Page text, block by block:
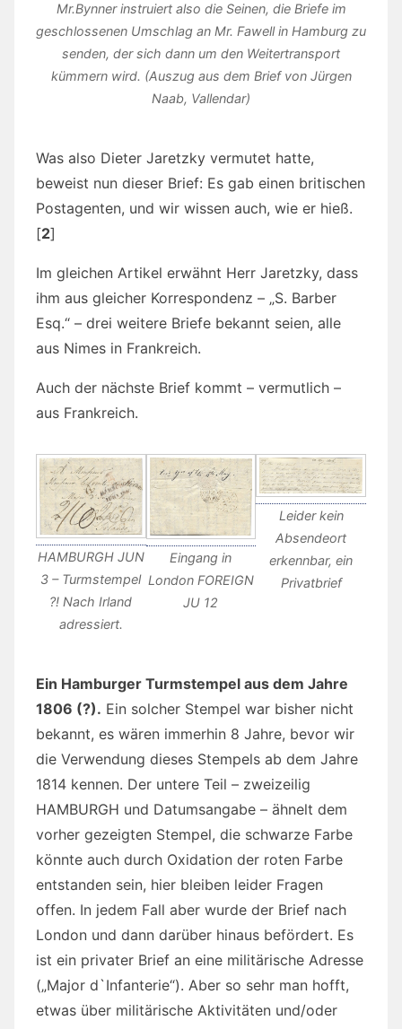
Mr.Bynner instruiert also die Seinen, die Briefe im
geschlossenen Umschlag an Mr. Fawell in Hamburg zu
senden, der sich dann um den Weitertransport
kümmern wird. (Auszug aus dem Brief von Jürgen
Naab, Vallendar)
Was also Dieter Jaretzky vermutet hatte,
beweist nun dieser Brief: Es gab einen britischen
Postagenten, und wir wissen auch, wie er hieß.
[2]
Im gleichen Artikel erwähnt Herr Jaretzky, dass
ihm aus gleicher Korrespondenz – „S. Barber
Esq.“ – drei weitere Briefe bekannt seien, alle
aus Nimes in Frankreich.
Auch der nächste Brief kommt – vermutlich –
aus Frankreich.
HAMBURGH JUN
3 – Turmstempel
?! Nach Irland
adressiert.
Eingang in
London FOREIGN
JU 12
Leider kein
Absendeort
erkennbar, ein
Privatbrief
Ein Hamburger Turmstempel aus dem Jahre
1806 (?). Ein solcher Stempel war bisher nicht
bekannt, es wären immerhin 8 Jahre, bevor wir
die Verwendung dieses Stempels ab dem Jahre
1814 kennen. Der untere Teil – zweizeilig
HAMBURGH und Datumsangabe – ähnelt dem
vorher gezeigten Stempel, die schwarze Farbe
könnte auch durch Oxidation der roten Farbe
entstanden sein, hier bleiben leider Fragen
offen. In jedem Fall aber wurde der Brief nach
London und dann darüber hinaus befördert. Es
ist ein privater Brief an eine militärische Adresse
(„Major d`Infanterie“). Aber so sehr man hofft,
etwas über militärische Aktivitäten und/oder